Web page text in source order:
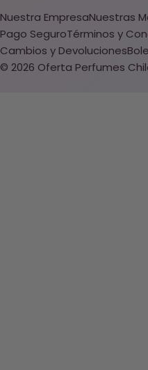
© 2026 Oferta Perfumes
Nuestra EmpresaNuestras
Pago SeguroTérminos y
Cambios y Devoluciones